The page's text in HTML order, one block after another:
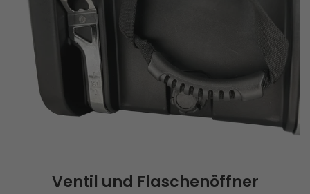
Ventil und Flaschenöffner